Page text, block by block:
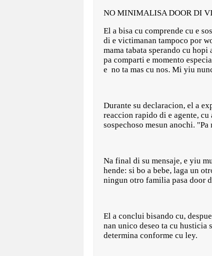
NO MINIMALISA DOOR DI
El a bisa cu comprende cu e
di e victimanan tampoco por
mama tabata sperando cu
pa comparti e momento
e no ta mas cu nos. Mi yiu
Durante su declaracion, el a
reaccion rapido di e agente,
sospechoso mesun anochi.
Na final di su mensaje, e yiu
hende: si bo a bebe, laga un
ningun otro familia pasa door
El a conclui bisando cu,
nan unico deseo ta cu
determina conforme cu ley.